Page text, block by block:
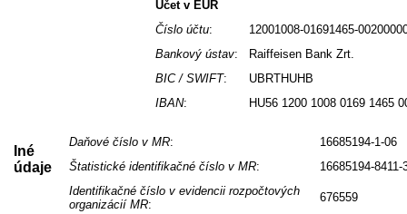
Účet v EUR
Číslo účtu:
12001008-01691465-
Bankový ústav:
Raiffeisen Bank Zrt.
BIC / SWIFT:
UBRTHUHB
IBAN: HU56 1200 1008 0169 1465
Iné
údaje
Daňové číslo v MR:
16685194-1-06
Štatistické identifikačné číslo v MR:
16685194-8411-
Identifikačné číslo v evidencii rozpočtových
organizácií MR:
676559